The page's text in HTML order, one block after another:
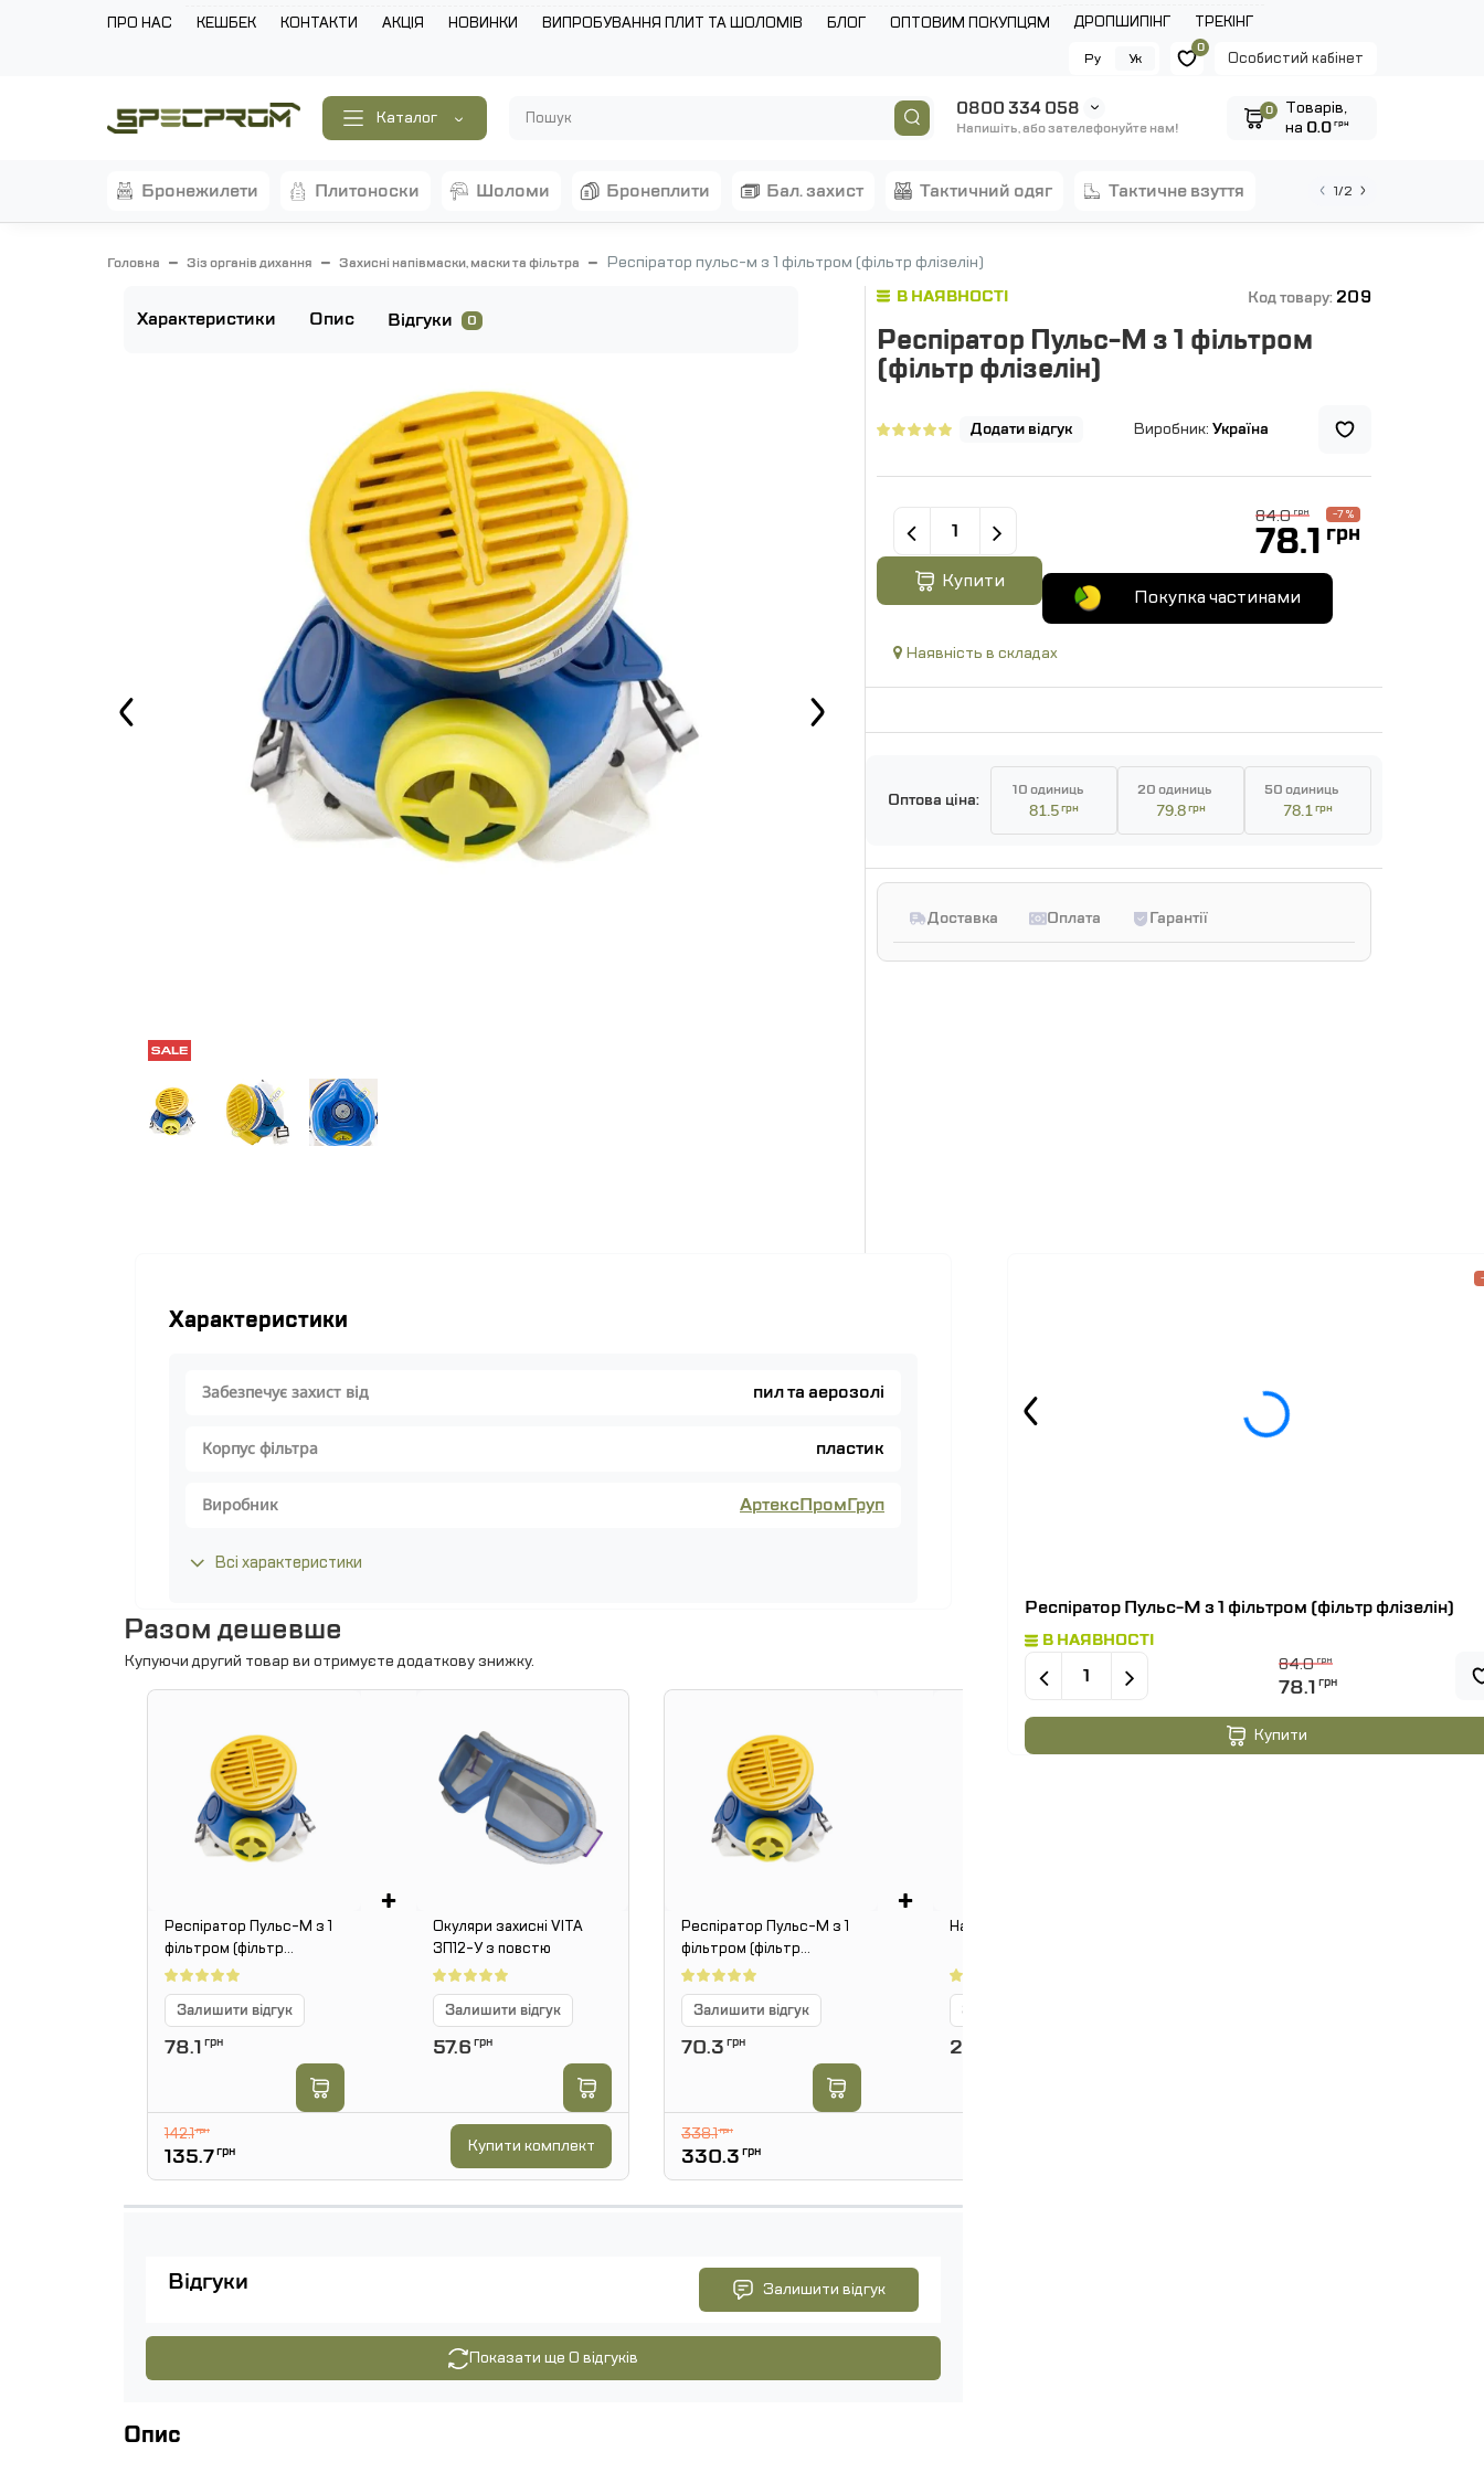
ПРО НАС КЕШБЕК КОНТАКТИ АКЦІЯ НОВИНКИ ВИПРОБУВАННЯ ПЛИТ ТА ШОЛОМІВ БЛОГ ОПТОВИМ ПОКУПЦЯМ ДРОПШИПІНГ
ТРЕКІНГ
Особистий кабінет
0
Ру Ук
Каталог 0800 334 058
Напишіть, або зателефонуйте нам!
0
Tоварів,
на 0.0грн
бронежилети плитоноски шоломи бронеплити бал. захист тактичний одяг тактичне взуття 1/2
Головна Зіз органів дихання Захисні напівмаски, маски та фільтра Респіратор пульс-м з 1 фільтром (фільтр флізелін)
Характеристики Опис Відгуки 0
В НАЯВНОСТІ Код товару: 209
Респіратор Пульс-М з 1 фільтром
(фільтр флізелін)
Додати відгук Виробник: Україна
84.0 грн -7 %
78.1 грн
Купити
Покупка частинами
Наявність в складах
Оптова ціна: 10 одиниць
81.5грн
20 одиниць
79.8грн
50 одиниць
78.1грн
Доставка Оплата Гарантії
Характеристики
Забезпечує захист від пил та аерозолі
Корпус фільтра пластик
Виробник АртексПромГруп
Всі характеристики
Разом дешевше
Купуючи другий товар ви отримуєте додаткову знижку.
Респіратор Пульс-М з 1
фільтром (фільтр
флізелін)
Залишити відгук
78.1 грн
+
Окуляри захисні VITA
ЗП12-У з повстю
Залишити відгук
57.6 грн
142.1грн
135.7грн Купити комплект
Респіратор Пульс-М з 1
фільтром (фільтр
флізелін)
Залишити відгук
70.3 грн
+
Наколінники ONYB
Залишити відгук
260.0
338.1грн
330.3 грн
Відгуки Залишити відгук
Показати ще 0 відгуків
Опис
Респіратор Пульс-М з 1 фільтром (фільтр флізелін)
В НАЯВНОСТІ
84.0грн
78.1 грн
Купити